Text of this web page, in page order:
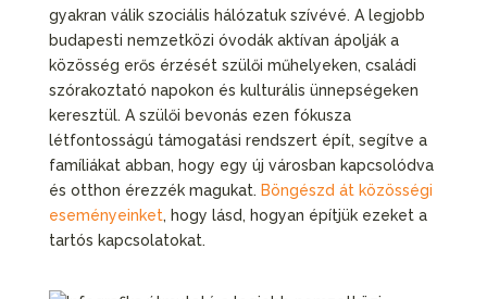
gyakran válik szociális hálózatuk szívévé. A legjobb
budapesti nemzetközi óvodák aktívan ápolják a
közösség erős érzését szülői műhelyeken, családi
szórakoztató napokon és kulturális ünnepségeken
keresztül. A szülői bevonás ezen fókusza
létfontosságú támogatási rendszert épít, segítve a
famíliákat abban, hogy egy új városban kapcsolódva
és otthon érezzék magukat. Böngészd át közösségi
eseményeinket, hogy lásd, hogyan építjük ezeket a
tartós kapcsolatokat.